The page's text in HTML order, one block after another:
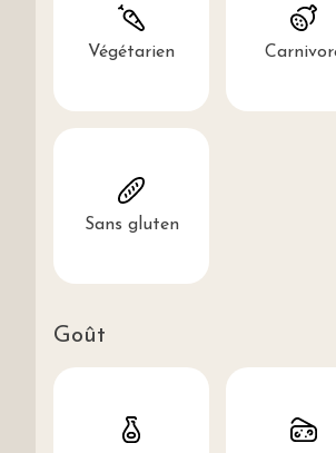
Végétarien
Sans gluten
Goût